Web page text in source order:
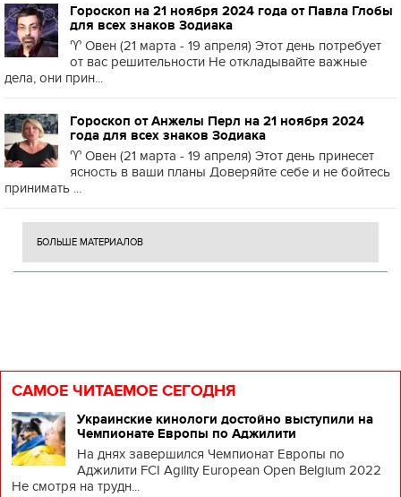
Гороскоп на 21 ноября 2024 года от Павла Глобы
для всех знаков Зодиака
♈️ Овен (21 марта - 19 апреля) Этот день потребует
от вас решительности Не откладывайте важные
дела, они прин...
Гороскоп от Анжелы Перл на 21 ноября 2024
года для всех знаков Зодиака
♈️ Овен (21 марта - 19 апреля) Этот день принесет
ясность в ваши планы Доверяйте себе и не бойтесь
принимать ...
БОЛЬШЕ МАТЕРИАЛОВ
САМОЕ ЧИТАЕМОЕ СЕГОДНЯ
Украинские кинологи достойно выступили на
Чемпионате Европы по Аджилити
На днях завершился Чемпионат Европы по
Аджилити FCI Agility European Open Belgium 2022
Не смотря на трудн...